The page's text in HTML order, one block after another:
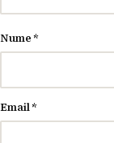
Nume*
Email*